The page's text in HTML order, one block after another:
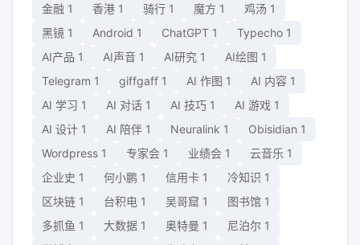
金融 1 香港 1 骑行 1 魔方 1 鸡汤 1
黑镜 1 Android 1 ChatGPT 1 Typecho 1
AI产品 1 AI声音 1 AI研究 1 AI绘图 1
Telegram 1 giffgaff 1 AI 作图 1 AI 内容 1
AI 学习 1 AI 对话 1 AI 技巧 1 AI 游戏 1
AI 设计 1 AI 陪伴 1 Neuralink 1 Obisidian 1
Wordpress 1 专家会 1 业绩会 1 云音乐 1
企业史 1 何小鹏 1 信用卡 1 冷知识 1
区块链 1 台积电 1 吴哥窟 1 图书馆 1
多抓鱼 1 大数据 1 奥特曼 1 尼泊尔 1